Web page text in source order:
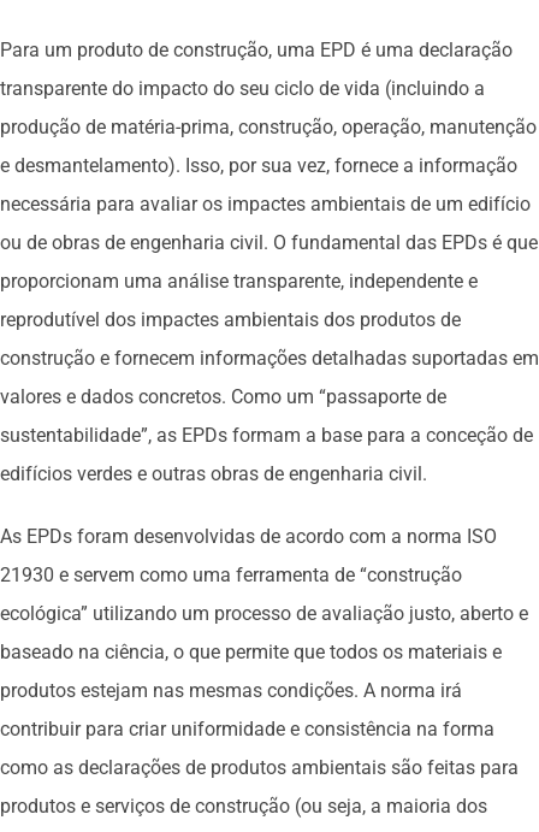
Para um produto de construção, uma EPD é uma declaração
transparente do impacto do seu ciclo de vida (incluindo a
produção de matéria-prima, construção, operação, manutenção
e desmantelamento). Isso, por sua vez, fornece a informação
necessária para avaliar os impactes ambientais de um edifício
ou de obras de engenharia civil. O fundamental das EPDs é que
proporcionam uma análise transparente, independente e
reprodutível dos impactes ambientais dos produtos de
construção e fornecem informações detalhadas suportadas em
valores e dados concretos. Como um “passaporte de
sustentabilidade”, as EPDs formam a base para a conceção de
edifícios verdes e outras obras de engenharia civil.
As EPDs foram desenvolvidas de acordo com a norma ISO
21930 e servem como uma ferramenta de “construção
ecológica” utilizando um processo de avaliação justo, aberto e
baseado na ciência, o que permite que todos os materiais e
produtos estejam nas mesmas condições. A norma irá
contribuir para criar uniformidade e consistência na forma
como as declarações de produtos ambientais são feitas para
produtos e serviços de construção (ou seja, a maioria dos